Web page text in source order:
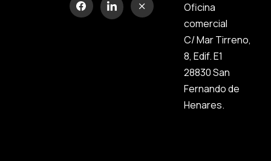
Oficina
comercial
C/ Mar Tirreno,
8, Edif. E1
28830 San
Fernando de
Henares.